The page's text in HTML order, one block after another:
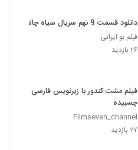
دانلود قسمت 9 نهم سریال سیاه چاله
فیلم تو ایرانی
۲۶ بازدید
فیلم مشت کندور با زیرنویس فارسی
چسبیده
Filmseven_channel
۲۷ بازدید